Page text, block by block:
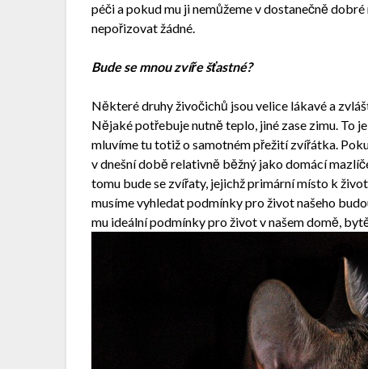
péči a pokud mu ji nemůžeme v dostanečně
nepořizovat žádné.
Bude se mnou zvíře šťastné?
Některé druhy živočichů jsou velice lákavé a
Nějaké potřebuje nutně teplo, jiné zase zimu. To
mluvíme tu totiž o samotném přežití zvířátka.
v dnešní době relativně běžný jako domácí
tomu bude se zvířaty, jejichž primární místo k
musíme vyhledat podmínky pro život našeho
mu ideální podmínky pro život v našem domě,